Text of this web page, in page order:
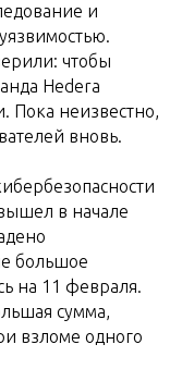
и
чтобы
Hedera
Пока неизвестно,
вновь.
в начале
большое
на 11 февраля.
сумма,
взломе одного